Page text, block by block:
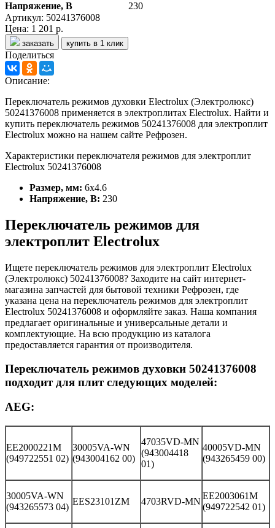
Напряжение, В
230
Артикул: 50241376008
Цена: 1 201 р.
заказать купить в 1 клик
Поделиться
Описание:
Переключатель режимов духовки Electrolux (Электролюкс)
50241376008 применяется в электроплитах Electrolux. Найти и
купить переключатель режимов 50241376008 для электроплит
Electrolux можно на нашем сайте Рефрозен.
Характеристики переключателя режимов для электроплит
Electrolux 50241376008
Размер, мм: 6х4.6
Напряжение, В: 230
Переключатель режимов для
электроплит Electrolux
Ищете переключатель режимов для электроплит Electrolux
(Электролюкс) 50241376008? Заходите на сайт интернет-
магазина запчастей для бытовой техники Рефрозен, где
указана цена на переключатель режимов для электроплит
Electrolux 50241376008 и оформляйте заказ. Наша компания
предлагает оригинальные и универсальные детали и
комплектующие. На всю продукцию из каталога
предоставляется гарантия от производителя.
Переключатель режимов духовки 50241376008
подходит для плит следующих моделей:
AEG:
EE2000221M
(949722551 02)
30005VA-WN
(943004162 00)
47035VD-MN
(943004418
01)
40005VD-MN
(943265459 00)
30005VA-WN
(943265573 04)
EES23101ZM 4703RVD-MN
EE2003061M
(949722542 01)